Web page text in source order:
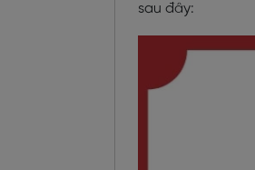
sau đây: